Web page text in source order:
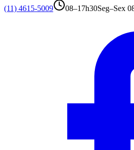
(11) 4615-5009 08–17h30Seg–Sex